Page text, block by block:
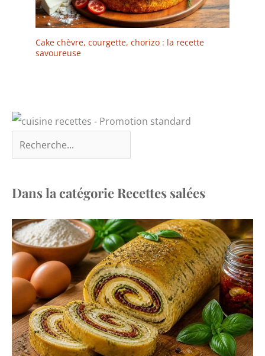
Cake chèvre, courgette, chorizo : la recette
savoureuse
Dans la catégorie Recettes salées